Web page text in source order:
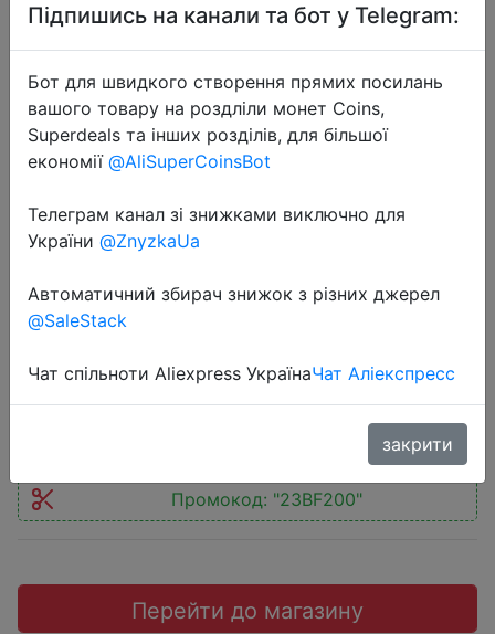
Средство для мытья посуды Fairy
Professional Сочный лимон 5 л.
526.96 руб.
Промокод: "23BF200"
Перейти до магазину
Підпишись на канали та бот у Telegram:
Бот для швидкого створення прямих посилань
вашого товару на роздліли монет Coins,
Superdeals та інших розділів, для більшої
економії @AliSuperCoinsBot
Телеграм канал зі знижками виключно для
України @ZnyzkaUa
Автоматичний збирач знижок з різних джерел
@SaleStack
Чат спільноти Aliexpress УкраїнаЧат Аліекспресс
закрити